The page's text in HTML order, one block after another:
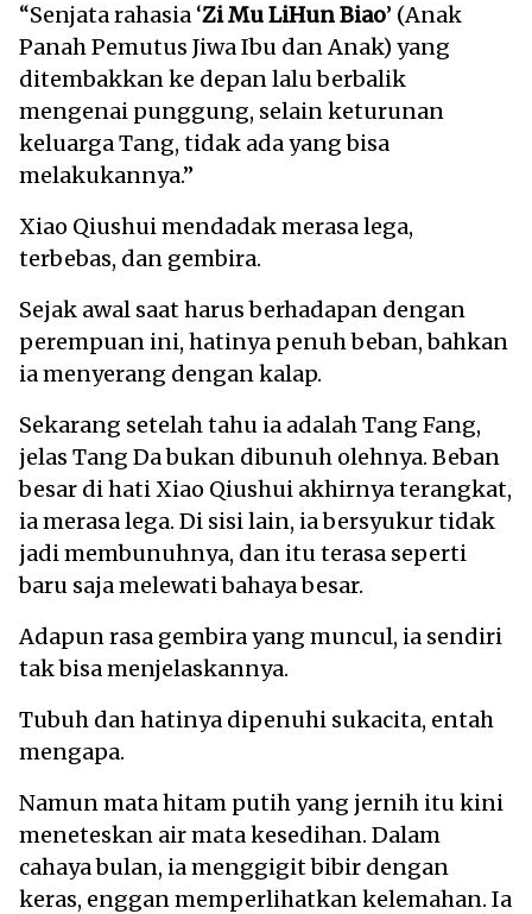
“Senjata rahasia ‘Zi Mu LiHun Biao’ (Anak
Panah Pemutus Jiwa Ibu dan Anak) yang
ditembakkan ke depan lalu berbalik
mengenai punggung, selain keturunan
keluarga Tang, tidak ada yang bisa
melakukannya.”
Xiao Qiushui mendadak merasa lega,
terbebas, dan gembira.
Sejak awal saat harus berhadapan dengan
perempuan ini, hatinya penuh beban, bahkan
ia menyerang dengan kalap.
Sekarang setelah tahu ia adalah Tang Fang,
jelas Tang Da bukan dibunuh olehnya. Beban
besar di hati Xiao Qiushui akhirnya terangkat,
ia merasa lega. Di sisi lain, ia bersyukur tidak
jadi membunuhnya, dan itu terasa seperti
baru saja melewati bahaya besar.
Adapun rasa gembira yang muncul, ia sendiri
tak bisa menjelaskannya.
Tubuh dan hatinya dipenuhi sukacita, entah
mengapa.
Namun mata hitam putih yang jernih itu kini
meneteskan air mata kesedihan. Dalam
cahaya bulan, ia menggigit bibir dengan
keras, enggan memperlihatkan kelemahan. Ia